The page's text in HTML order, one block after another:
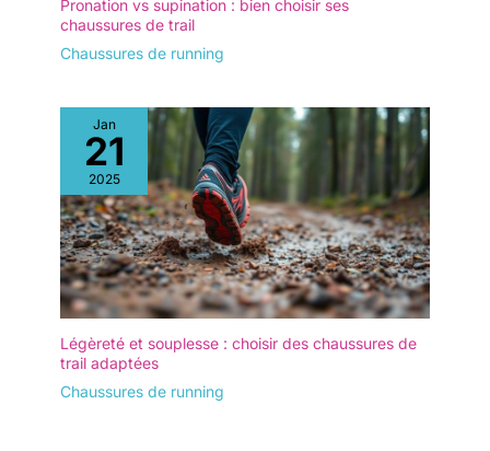
Pronation vs supination : bien choisir ses
chaussures de trail
Chaussures de running
Jan
21
2025
Légèreté et souplesse : choisir des chaussures de
trail adaptées
Chaussures de running